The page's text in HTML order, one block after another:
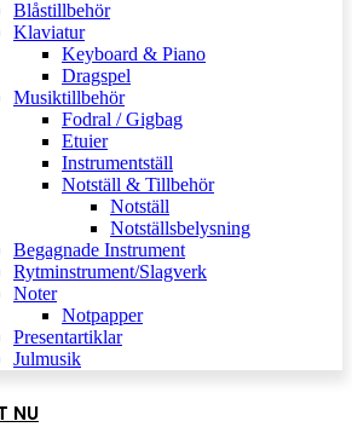
Blåstillbehör
Klaviatur
Keyboard & Piano
Dragspel
Musiktillbehör
Fodral / Gigbag
Etuier
Instrumentställ
Notställ & Tillbehör
Notställ
Notställsbelysning
Begagnade Instrument
Rytminstrument/Slagverk
Noter
Notpapper
Presentartiklar
Julmusik
NU